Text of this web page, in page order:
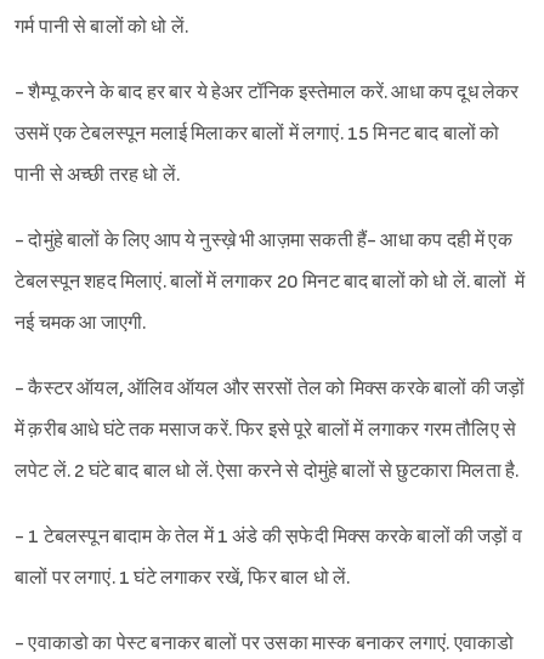
गर्म पानी से बालों को धो लें.
- शैम्पू करने के बाद हर बार ये हेअर टॉनिक इस्तेमाल करें. आधा कप दूध लेकर
उसमें एक टेबलस्पून मलाई मिलाकर बालों में लगाएं. 15 मिनट बाद बालों को
पानी से अच्छी तरह धो लें.
- दोमुंहे बालों के लिए आप ये नुस्ख़े भी आज़मा सकती हैं- आधा कप दही में एक
टेबलस्पून शहद मिलाएं. बालों में लगाकर 20 मिनट बाद बालों को धो लें. बालों में
नई चमक आ जाएगी.
- कैस्टर ऑयल, ऑलिव ऑयल और सरसों तेल को मिक्स करके बालों की जड़ों
में क़रीब आधे घंटे तक मसाज करें. फिर इसे पूरे बालों में लगाकर गरम तौलिए से
लपेट लें. 2 घंटे बाद बाल धो लें. ऐसा करने से दोमुंहे बालों से छुटकारा मिलता है.
- 1 टेबलस्पून बादाम के तेल में 1 अंडे की स़फेदी मिक्स करके बालों की जड़ों व
बालों पर लगाएं. 1 घंटे लगाकर रखें, फिर बाल धो लें.
- एवाकाडो का पेस्ट बनाकर बालों पर उसका मास्क बनाकर लगाएं. एवाकाडो